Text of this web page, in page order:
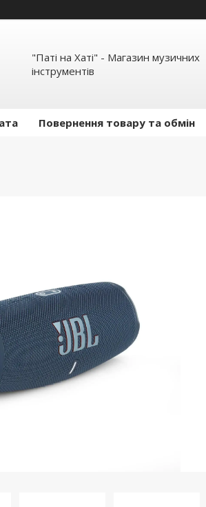
"Паті на Хаті" - Магазин музичних
інструментів
Повернення товару та обмін